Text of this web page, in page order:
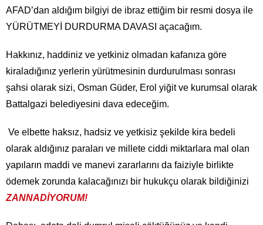
AFAD’dan aldığım bilgiyi de ibraz ettiğim bir resmi dosya ile
YÜRÜTMEYİ DURDURMA DAVASI açacağım.
Hakkınız, haddiniz ve yetkiniz olmadan kafanıza göre
kiraladığınız yerlerin yürütmesinin durdurulması sonrası
şahsi olarak sizi, Osman Güder, Erol yiğit ve kurumsal olarak
Battalgazi belediyesini dava edeceğim.
Ve elbette haksız, hadsiz ve yetkisiz şekilde kira bedeli
olarak aldığınız paraları ve millete ciddi miktarlara mal olan
yapıların maddi ve manevi zararlarını da faiziyle birlikte
ödemek zorunda kalacağınızı bir hukukçu olarak bildiğinizi
ZANNADİYORUM!